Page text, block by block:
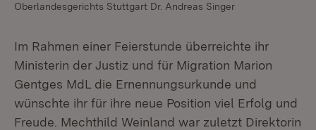
Oberlandesgerichts Stuttgart Dr. Andreas Singer
Im Rahmen einer Feierstunde überreichte ihr
Ministerin der Justiz und für Migration Marion
Gentges MdL die Ernennungsurkunde und
wünschte ihr für ihre neue Position viel Erfolg und
Freude. Mechthild Weinland war zuletzt Direktorin